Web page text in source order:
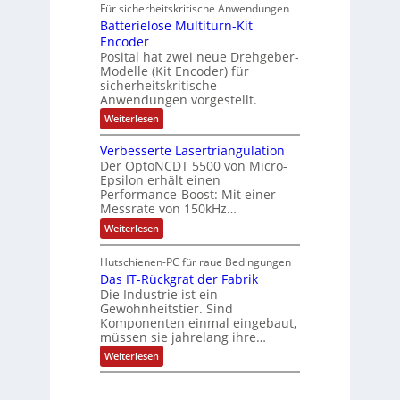
i
o
g
e
w
ä
h
t
ä
f
t
e
l
e
r
ä
l
t
S
c
h
u
t
z
l
a
c
k
b
e
s
c
i
c
h
t
u
n
g
f
n
s
l
o
s
e
F
a
n
g
s
c
h
a
l
t
u
n
g
Für sicherheitskritische Anwendungen
Batterielose Multiturn-Kit
Encoder
Posital hat zwei neue Drehgeber-
Modelle (Kit Encoder) für
sicherheitskritische
Anwendungen vorgestellt.
Weiterlesen:
B
t
t
e
r
i
e
l
o
e
M
u
l
t
i
t
u
r
Verbesserte Lasertriangulation
Der OptoNCDT 5500 von Micro-
Epsilon erhält einen
Performance-Boost: Mit einer
Messrate von 150kHz…
Weiterlesen:
V
r
b
e
s
s
e
r
t
e
L
Hutschienen-PC für raue Bedingungen
Das IT-Rückgrat der Fabrik
Die Industrie ist ein
Gewohnheitstier. Sind
Komponenten einmal eingebaut,
müssen sie jahrelang ihre…
Weiterlesen:
D